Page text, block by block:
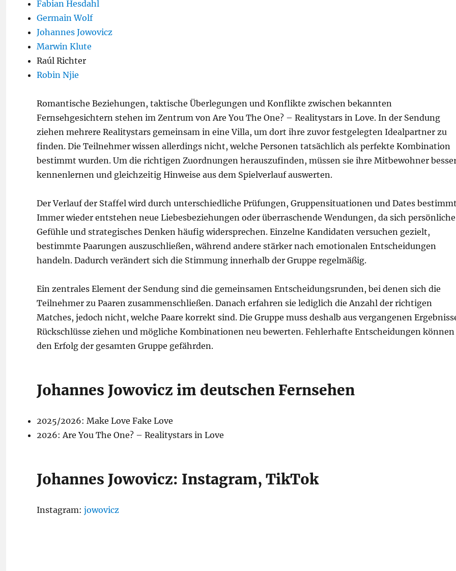
Fabian Hesdahl
Germain Wolf
Johannes Jowovicz
Marwin Klute
Raúl Richter
Robin Njie
Romantische Beziehungen, taktische Überlegungen und Konflikte zwischen bekannten
Fernsehgesichtern stehen im Zentrum von Are You The One? – Realitystars in Love. In der Sendung
ziehen mehrere Realitystars gemeinsam in eine Villa, um dort ihre zuvor festgelegten Idealpartner zu
finden. Die Teilnehmer wissen allerdings nicht, welche Personen tatsächlich als perfekte Kombination
bestimmt wurden. Um die richtigen Zuordnungen herauszufinden, müssen sie ihre Mitbewohner
kennenlernen und gleichzeitig Hinweise aus dem Spielverlauf auswerten.
Der Verlauf der Staffel wird durch unterschiedliche Prüfungen, Gruppensituationen und Dates
Immer wieder entstehen neue Liebesbeziehungen oder überraschende Wendungen, da sich persönliche
Gefühle und strategisches Denken häufig widersprechen. Einzelne Kandidaten versuchen gezielt,
bestimmte Paarungen auszuschließen, während andere stärker nach emotionalen Entscheidungen
handeln. Dadurch verändert sich die Stimmung innerhalb der Gruppe regelmäßig.
Ein zentrales Element der Sendung sind die gemeinsamen Entscheidungsrunden, bei denen sich die
Teilnehmer zu Paaren zusammenschließen. Danach erfahren sie lediglich die Anzahl der richtigen
Matches, jedoch nicht, welche Paare korrekt sind. Die Gruppe muss deshalb aus vergangenen
Rückschlüsse ziehen und mögliche Kombinationen neu bewerten. Fehlerhafte Entscheidungen können
den Erfolg der gesamten Gruppe gefährden.
Johannes Jowovicz im deutschen Fernsehen
2025/2026: Make Love Fake Love
2026: Are You The One? – Realitystars in Love
Johannes Jowovicz: Instagram, TikTok
Instagram: jowovicz